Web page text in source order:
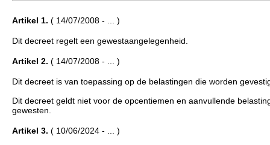
Artikel 1. ( 14/07/2008 - ... )
Dit decreet regelt een gewestaangelegenheid.
Artikel 2. ( 14/07/2008 - ... )
Dit decreet is van toepassing op de belastingen die worden
Dit decreet geldt niet voor de opcentiemen en aanvullende
gewesten.
Artikel 3. ( 10/06/2024 - ... )